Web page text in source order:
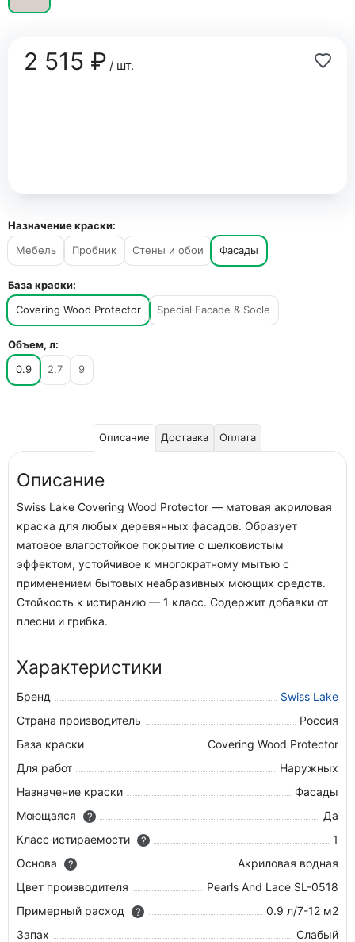
2 515 ₽/ шт.
Назначение краски:
Мебель
Пробник Стены и обои Фасады
База краски:
Covering Wood Protector
Special Facade & Socle
Объем, л:
0.9
2.7 9
Описание Доставка Оплата
Описание
Swiss Lake Covering Wood Protector — матовая акриловая
краска для любых деревянных фасадов. Образует
матовое влагостойкое покрытие с шелковистым
эффектом, устойчивое к многократному мытью с
применением бытовых неабразивных моющих средств.
Стойкость к истиранию — 1 класс. Содержит добавки от
плесни и грибка.
Характеристики
Бренд
Swiss Lake
Страна производитель
Россия
База краски
Covering Wood Protector
Для работ
Наружных
Назначение краски
Фасады
Моющаяся
?
Да
Класс истираемости
?
1
Основа
?
Акриловая водная
Цвет производителя
Pearls And Lace SL-0518
Примерный расход
?
0.9 л/7-12 м2
Запах
Слабый